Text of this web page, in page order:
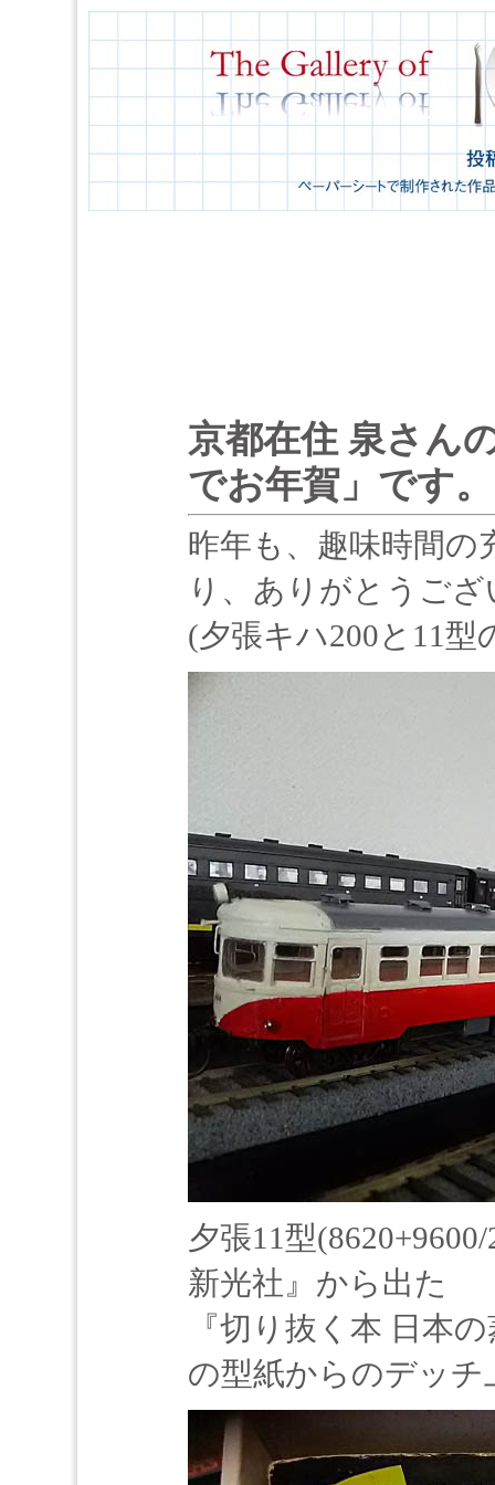
京都在住 泉さん
でお年賀」です。
昨年も、趣味時間の
り、ありがとうご
(夕張キハ200と11
夕張11型
新光社』から出た
『切り抜く本 日本
の型紙からのデッチ